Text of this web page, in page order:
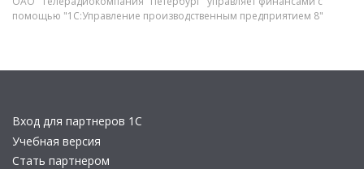
помощью "1С:Управление производственным предприятием 8"
Вход для партнеров 1С
Учебная версия
Стать партнером